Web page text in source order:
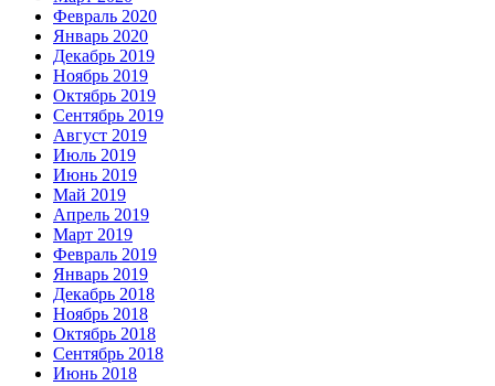
Февраль 2020
Январь 2020
Декабрь 2019
Ноябрь 2019
Октябрь 2019
Сентябрь 2019
Август 2019
Июль 2019
Июнь 2019
Май 2019
Апрель 2019
Март 2019
Февраль 2019
Январь 2019
Декабрь 2018
Ноябрь 2018
Октябрь 2018
Сентябрь 2018
Июнь 2018